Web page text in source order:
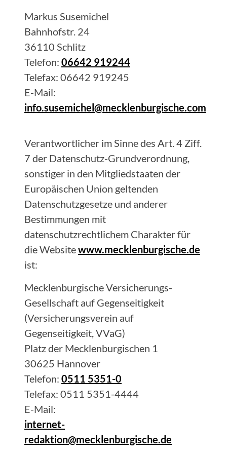
Markus Susemichel
Bahnhofstr. 24
36110 Schlitz
Telefon: 06642 919244
Telefax: 06642 919245
E-Mail:
info.susemichel@mecklenburgische.com
Verantwortlicher im Sinne des Art. 4 Ziff.
7 der Datenschutz-Grundverordnung,
sonstiger in den Mitgliedstaaten der
Europäischen Union geltenden
Datenschutzgesetze und anderer
Bestimmungen mit
datenschutzrechtlichem Charakter für
die Websitewww.mecklenburgische.de
ist:
Mecklenburgische Versicherungs-
Gesellschaft auf Gegenseitigkeit
(Versicherungsverein auf
Gegenseitigkeit, VVaG)
Platz der Mecklenburgischen 1
30625 Hannover
Telefon: 0511 5351-0
Telefax: 0511 5351-4444
E-Mail:
internet-
redaktion@mecklenburgische.de